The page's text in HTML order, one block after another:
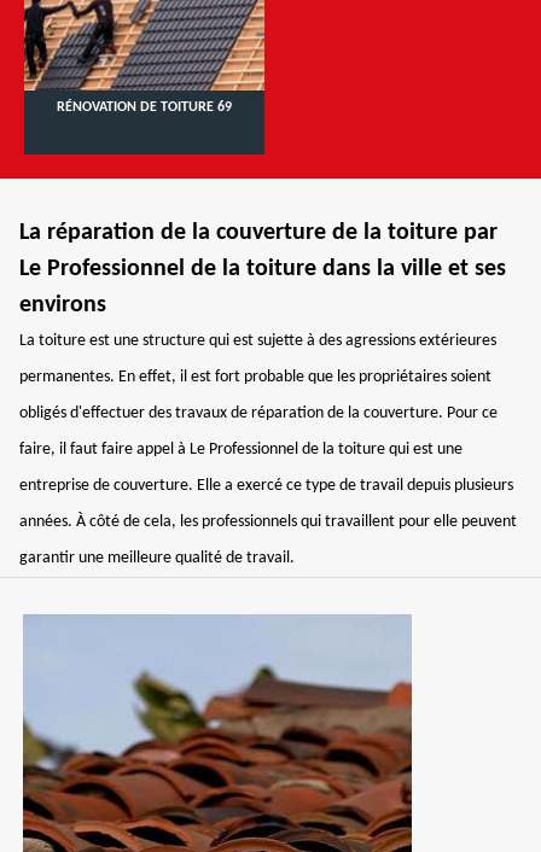
RÉNOVATION DE TOITURE 69
La réparation de la couverture de la toiture par
Le Professionnel de la toiture dans la ville et ses
environs
La toiture est une structure qui est sujette à des agressions extérieures
permanentes. En effet, il est fort probable que les propriétaires soient
obligés d'effectuer des travaux de réparation de la couverture. Pour ce
faire, il faut faire appel à Le Professionnel de la toiture qui est une
entreprise de couverture. Elle a exercé ce type de travail depuis plusieurs
années. À côté de cela, les professionnels qui travaillent pour elle peuvent
garantir une meilleure qualité de travail.